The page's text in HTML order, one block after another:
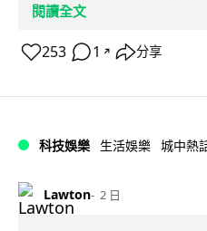
閱讀全文
253 1 ↗ 分享
科技娛樂 生活娛樂 城中熱
Lawton 2 日